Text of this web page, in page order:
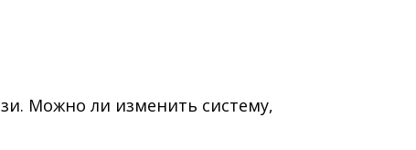
Можно ли изменить систему,